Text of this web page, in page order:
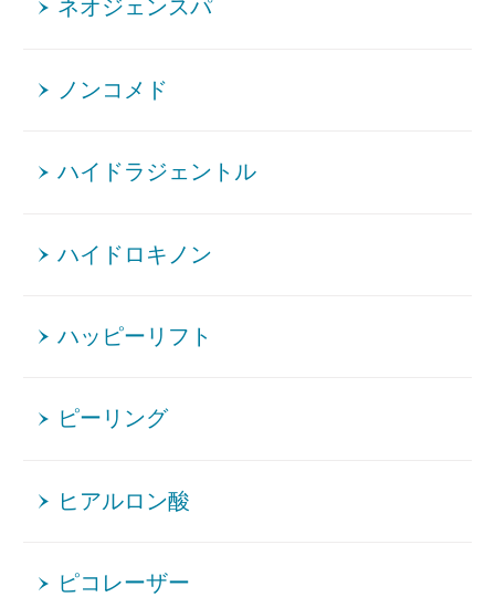
ネオジェンスパ
ノンコメド
ハイドラジェントル
ハイドロキノン
ハッピーリフト
ピーリング
ヒアルロン酸
ピコレーザー